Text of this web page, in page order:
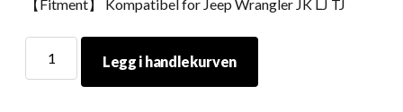
【Fitment】 Kompatibel for Jeep Wrangler JK LJ TJ
Auto
Legg i handlekurven